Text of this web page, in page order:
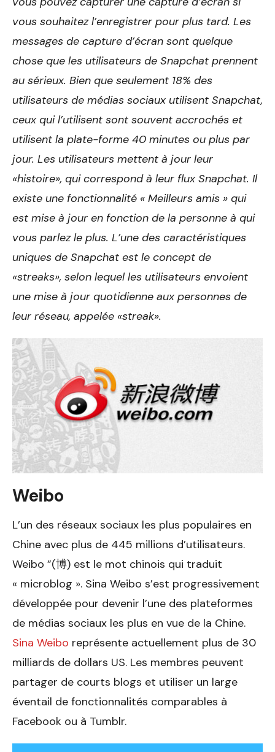
vous souhaitez l’enregistrer pour plus tard. Les
messages de capture d’écran sont quelque
chose que les utilisateurs de Snapchat prennent
au sérieux. Bien que seulement 18% des
utilisateurs de médias sociaux utilisent Snapchat,
ceux qui l’utilisent sont souvent accrochés et
utilisent la plate-forme 40 minutes ou plus par
jour. Les utilisateurs mettent à jour leur
«histoire», qui correspond à leur flux Snapchat. Il
existe une fonctionnalité « Meilleurs amis » qui
est mise à jour en fonction de la personne à qui
vous parlez le plus. L’une des caractéristiques
uniques de Snapchat est le concept de
«streaks», selon lequel les utilisateurs envoient
une mise à jour quotidienne aux personnes de
leur réseau, appelée «streak».
Weibo
L’un des réseaux sociaux les plus populaires en
Chine avec plus de 445 millions d’utilisateurs.
Weibo ”(博) est le mot chinois qui traduit
« microblog ». Sina Weibo s’est progressivement
développée pour devenir l’une des plateformes
de médias sociaux les plus en vue de la Chine.
Sina Weibo représente actuellement plus de 30
milliards de dollars US. Les membres peuvent
partager de courts blogs et utiliser un large
éventail de fonctionnalités comparables à
Facebook ou à Tumblr.